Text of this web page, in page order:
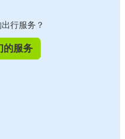
行服务？
的服务